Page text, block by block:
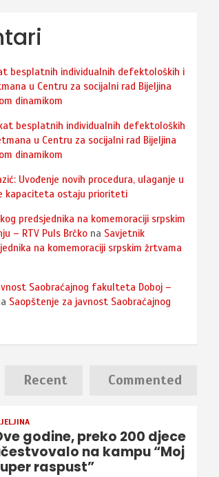
besplatnih individualnih defektoloških i
u Centru za socijalni rad Bijeljina
dinamikom
besplatnih individualnih defektoloških
u Centru za socijalni rad Bijeljina
dinamikom
Uvođenje novih procedura, ulaganje u
kapaciteta ostaju prioriteti
predsjednika na komemoraciji srpskim
– RTV Puls Brčko na Savjetnik
na komemoraciji srpskim žrtvama
Saobraćajnog fakulteta Doboj –
Saopštenje za javnost Saobraćajnog
Recent Commented
godine, preko 200 djece
na kampu “Moj
raspust”